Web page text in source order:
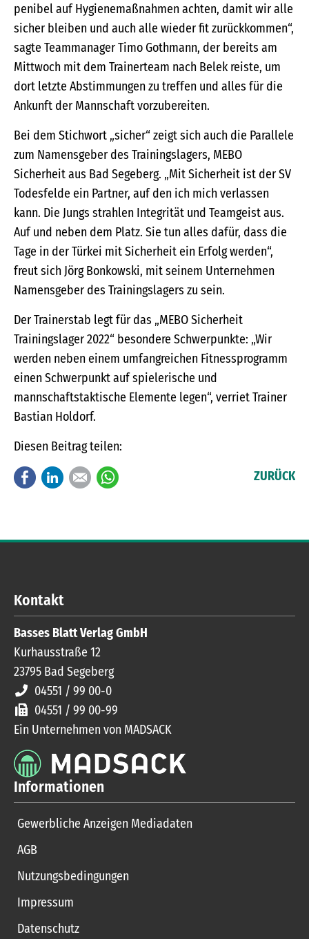
penibel auf Hygienemaßnahmen achten, damit wir alle
sicher bleiben und auch alle wieder fit zurückkommen“,
sagte Teammanager Timo Gothmann, der bereits am
Mittwoch mit dem Trainerteam nach Belek reiste, um
dort letzte Abstimmungen zu treffen und alles für die
Ankunft der Mannschaft vorzubereiten.
Bei dem Stichwort „sicher“ zeigt sich auch die Parallele
zum Namensgeber des Trainingslagers, MEBO
Sicherheit aus Bad Segeberg. „Mit Sicherheit ist der SV
Todesfelde ein Partner, auf den ich mich verlassen
kann. Die Jungs strahlen Integrität und Teamgeist aus.
Auf und neben dem Platz. Sie tun alles dafür, dass die
Tage in der Türkei mit Sicherheit ein Erfolg werden“,
freut sich Jörg Bonkowski, mit seinem Unternehmen
Namensgeber des Trainingslagers zu sein.
Der Trainerstab legt für das „MEBO Sicherheit
Trainingslager 2022“ besondere Schwerpunkte: „Wir
werden neben einem umfangreichen Fitnessprogramm
einen Schwerpunkt auf spielerische und
mannschaftstaktische Elemente legen“, verriet Trainer
Bastian Holdorf.
Diesen Beitrag teilen:
FacebookLinkedInE-mail ZURÜCK
Kontakt
Basses Blatt Verlag GmbH
Kurhausstraße 12
23795 Bad Segeberg
04551 / 99 00-0
04551 / 99 00-99
Ein Unternehmen von MADSACK
Informationen
Gewerbliche Anzeigen Mediadaten
AGB
Nutzungsbedingungen
Impressum
Datenschutz